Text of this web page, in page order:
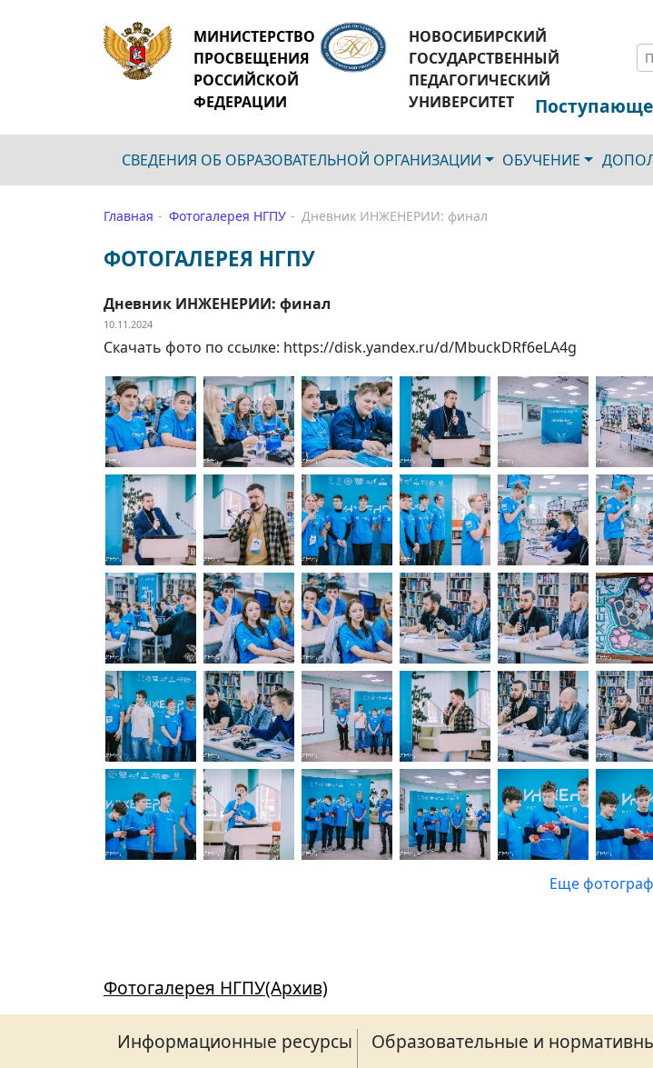
МИНИСТЕРСТВО
ПРОСВЕЩЕНИЯ
РОССИЙСКОЙ
ФЕДЕРАЦИИ
НОВОСИБИРСКИЙ
ГОСУДАРСТВЕННЫЙ
ПЕДАГОГИЧЕСКИЙ
УНИВЕРСИТЕТ
СВЕДЕНИЯ ОБ ОБРАЗОВАТЕЛЬНОЙ ОРГАНИЗАЦИИ ОБУЧЕНИЕ
Главная Фотогалерея НГПУ Дневник ИНЖЕНЕРИИ: финал
ФОТОГАЛЕРЕЯ НГПУ
Дневник ИНЖЕНЕРИИ: финал
10.11.2024
Скачать фото по ссылке: https://disk.yandex.ru/d/MbuckDRf6eLA4g
Еще
Фотогалерея НГПУ(Архив)
Информационные ресурсы Образовательные и